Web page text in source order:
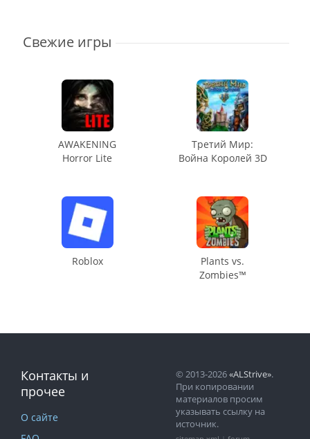
Свежие игры
AWAKENING
Horror Lite
Третий Мир:
Война Королей 3D
Roblox
Plants vs.
Zombies™
Контакты и
прочее
О сайте
© 2013-2026«ALStrive».
При копировании
материалов просим
указывать ссылку на
источник.